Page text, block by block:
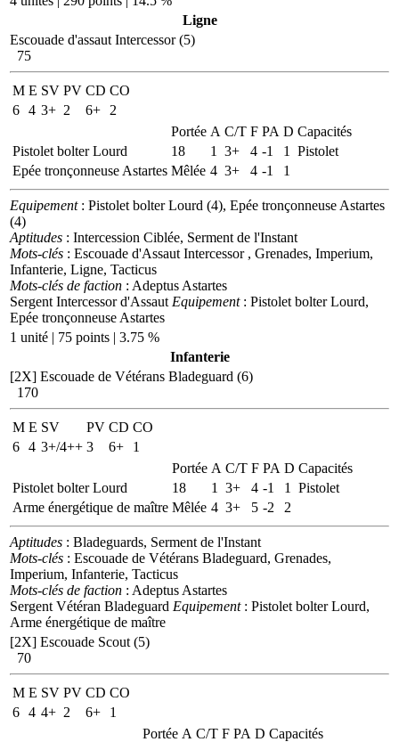
Ligne
Escouade d'assaut Intercessor (5)
75
M E SV PV CD CO
6 4 3+ 2 6+
2
Portée A C/T F PA D Capacités
Pistolet bolter Lourd
18 1 3+ 4 -1 1
Pistolet
Epée tronçonneuse Astartes Mêlée 4 3+ 4 -1 1
Equipement: Pistolet bolter Lourd (4), Epée tronçonneuse Astartes
(4)
Aptitudes : Intercession Ciblée, Serment de l'Instant
Mots-clés : Escouade d'Assaut Intercessor , Grenades, Imperium,
Infanterie, Ligne, Tacticus
Mots-clés de faction : Adeptus Astartes
Sergent Intercessor d'Assaut Equipement: Pistolet bolter Lourd,
Epée tronçonneuse Astartes
1 unité | 75 points | 3.75 %
Infanterie
[2X] Escouade de Vétérans Bladeguard (6)
170
M E SV PV CD CO
6 4 3+/4++ 3 6+
1
Portée A C/T F PA D Capacités
Pistolet bolter Lourd
18 1 3+ 4 -1 1
Pistolet
Arme énergétique de maître Mêlée 4 3+ 5 -2 2
Aptitudes : Bladeguards, Serment de l'Instant
Mots-clés : Escouade de Vétérans Bladeguard, Grenades,
Imperium, Infanterie, Tacticus
Mots-clés de faction : Adeptus Astartes
Sergent Vétéran Bladeguard Equipement: Pistolet bolter Lourd,
Arme énergétique de maître
[2X] Escouade Scout (5)
70
M E SV PV CD CO
6 4 4+ 2 6+
1
Portée A C/T F PA D Capacités